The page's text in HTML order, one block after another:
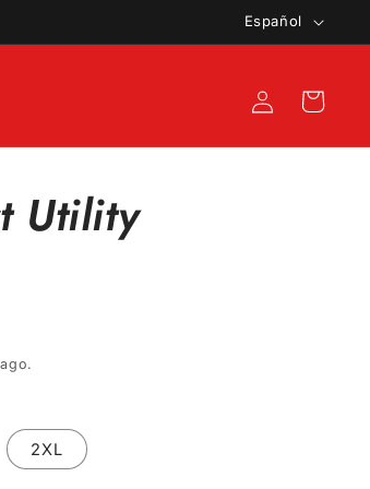
d
m
Español
Iniciar
sesión
Carrito
Utility
2XL